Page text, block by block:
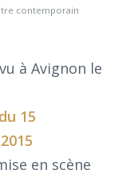
contemporain
à Avignon le
du 15
en scène